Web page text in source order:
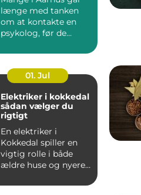
længe med tanken
om at kontakte en
psykolog, før de
01. Jul
Elektriker i kokkedal
sådan vælger du
rigtigt
En elektriker i
Kokkedal spiller en
vigtig rolle i både
ældre huse og nyere
Elinstallatione...